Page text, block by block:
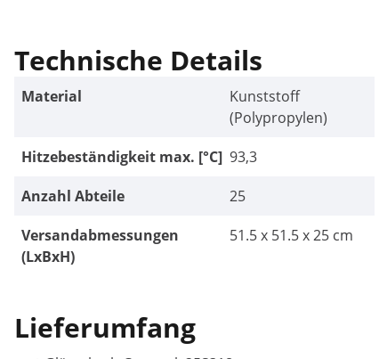
Technische Details
Material
Kunststoff
(Polypropylen)
Hitzebeständigkeit max. [°C] 93,3
Anzahl Abteile
25
Versandabmessungen
(LxBxH)
51.5 x 51.5 x 25 cm
Lieferumfang